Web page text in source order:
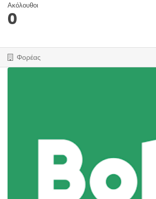
Ακόλουθοι
0
Φορέας